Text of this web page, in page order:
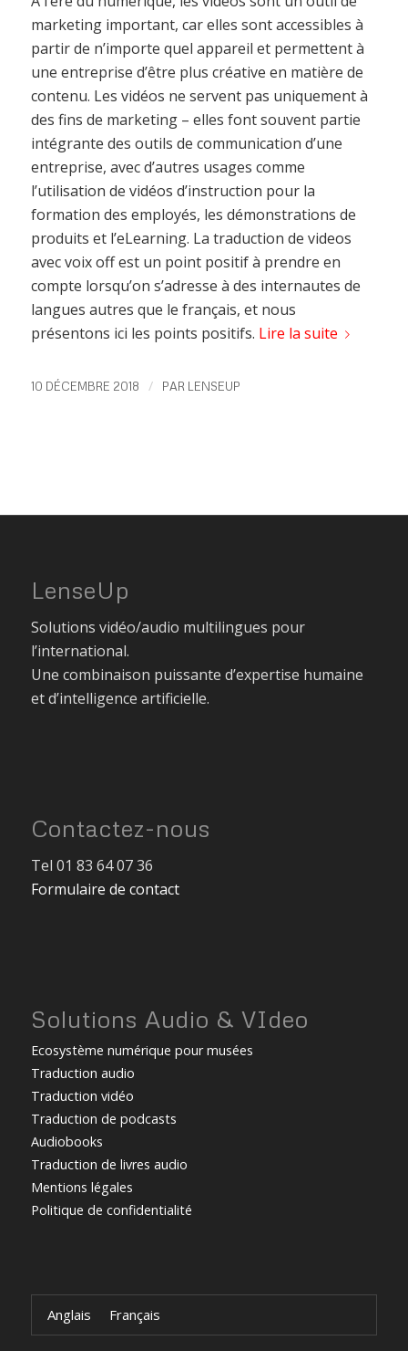
marketing important, car elles sont accessibles à
partir de n’importe quel appareil et permettent à
une entreprise d’être plus créative en matière de
contenu. Les vidéos ne servent pas uniquement à
des fins de marketing – elles font souvent partie
intégrante des outils de communication d’une
entreprise, avec d’autres usages comme
l’utilisation de vidéos d’instruction pour la
formation des employés, les démonstrations de
produits et l’eLearning. La traduction de videos
avec voix off est un point positif à prendre en
compte lorsqu’on s’adresse à des internautes de
langues autres que le français, et nous
présentons ici les points positifs. Lire la suite
10 DÉCEMBRE 2018 / PAR LENSEUP
LenseUp
Solutions vidéo/audio multilingues pour
l’international.
Une combinaison puissante d’expertise humaine
et d’intelligence artificielle.
Contactez-nous
Tel 01 83 64 07 36
Formulaire de contact
Solutions Audio & VIdeo
Ecosystème numérique pour musées
Traduction audio
Traduction vidéo
Traduction de podcasts
Audiobooks
Traduction de livres audio
Mentions légales
Politique de confidentialité
Anglais Français